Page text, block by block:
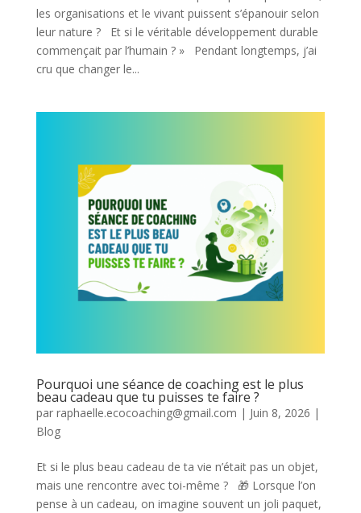
les organisations et le vivant puissent s’épanouir selon
leur nature ? Et si le véritable développement durable
commençait par l’humain ? » Pendant longtemps, j’ai
cru que changer le...
Pourquoi une séance de coaching est le plus
beau cadeau que tu puisses te faire ?
par raphaelle.ecocoaching@gmail.com | Juin 8, 2026 |
Blog
Et si le plus beau cadeau de ta vie n’était pas un objet,
mais une rencontre avec toi-même ? 🎁 Lorsque l’on
pense à un cadeau, on imagine souvent un joli paquet,